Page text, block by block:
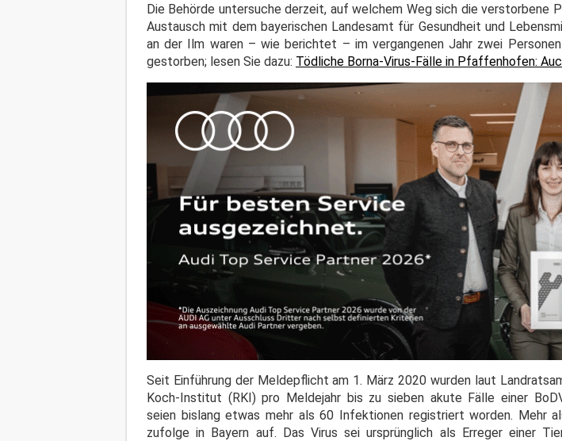
Die Behörde untersuche derzeit, auf welchem Weg sich die verstorbene
Austausch mit dem bayerischen Landesamt für Gesundheit und
an der Ilm waren – wie berichtet – im vergangenen Jahr zwei
gestorben; lesen Sie dazu: Tödliche Borna-Virus-Fälle in Pfaffenhofen:
Seit Einführung der Meldepflicht am 1. März 2020 wurden laut
Koch-Institut (RKI) pro Meldejahr bis zu sieben akute Fälle einer
seien bislang etwas mehr als 60 Infektionen registriert worden. Mehr
zufolge in Bayern auf. Das Virus sei ursprünglich als Erreger einer